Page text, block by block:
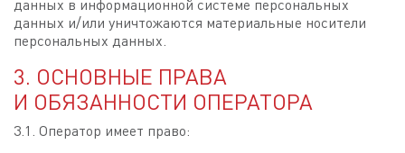
данных в информационной системе персональных
данных и/или уничтожаются материальные носители
персональных данных.
3. ОСНОВНЫЕ ПРАВА
И ОБЯЗАННОСТИ ОПЕРАТОРА
3.1. Оператор имеет право: